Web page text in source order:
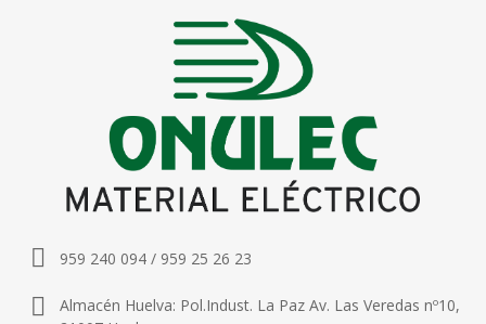
959 240 094 / 959 25 26 23
Almacén Huelva: Pol.Indust. La Paz Av. Las Veredas nº10,